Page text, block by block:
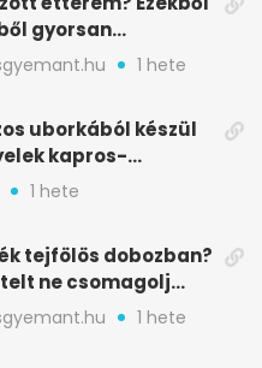
gyorsan
1 hete
uborkából készül
kapros-
levese
1 hete
tejfölös dobozban?
ne csomagolj
1 hete